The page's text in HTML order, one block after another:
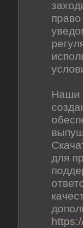
Наши
для